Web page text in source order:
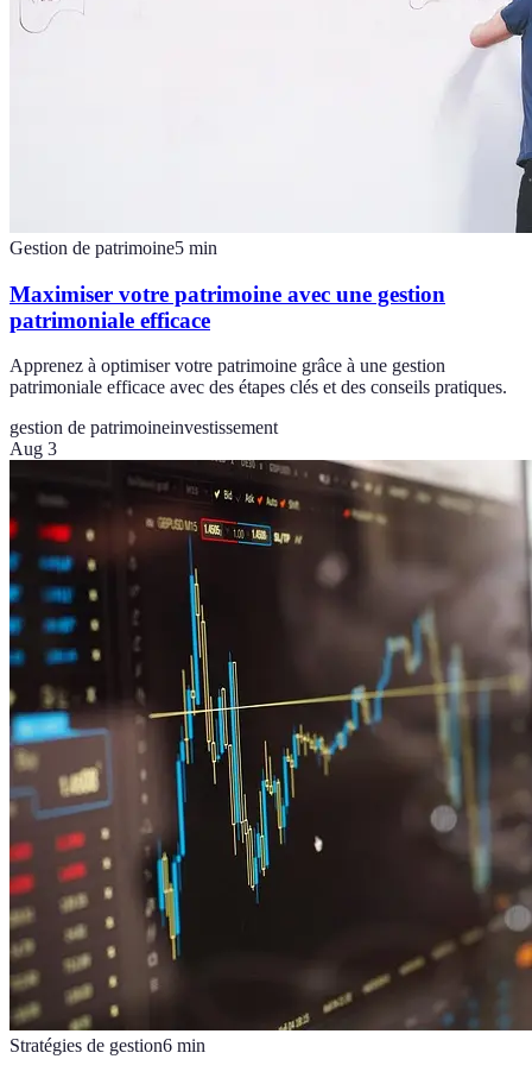
Gestion de patrimoine5 min
Maximiser votre patrimoine avec une gestion
patrimoniale efficace
Apprenez à optimiser votre patrimoine grâce à une gestion
patrimoniale efficace avec des étapes clés et des conseils pratiques.
gestion de patrimoineinvestissement
Aug 3
Stratégies de gestion6 min